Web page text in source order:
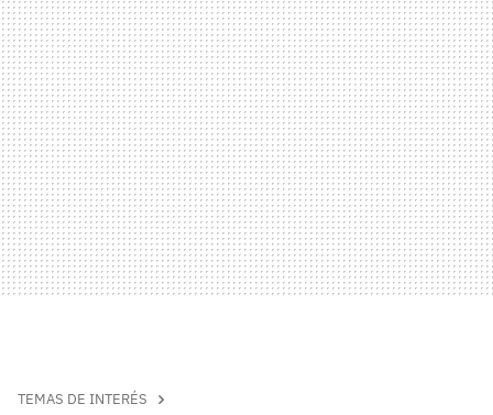
TEMAS DE INTERÉS